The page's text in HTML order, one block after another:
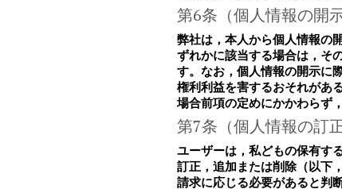
第6条（個人情報の開示
弊社は，本人から個人情報の
ずれかに該当する場合は，そ
す。なお，個人情報の開示に
権利利益を害するおそれがあ
場合前項の定めにかかわらず
第7条（個人情報の訂
ユーザーは，私どもの保有す
訂正，追加または削除（以下
請求に応じる必要があると判